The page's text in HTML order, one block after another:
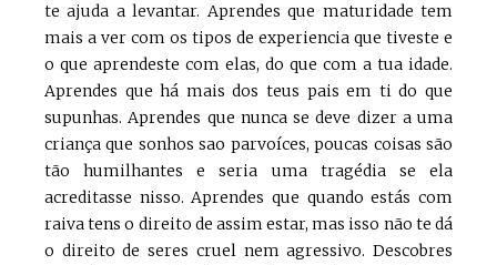
te ajuda a levantar. Aprendes que maturidade tem
mais a ver com os tipos de experiencia que tiveste e
o que aprendeste com elas, do que com a tua idade.
Aprendes que há mais dos teus pais em ti do que
supunhas. Aprendes que nunca se deve dizer a uma
criança que sonhos sao parvoíces, poucas coisas são
tão humilhantes e seria uma tragédia se ela
acreditasse nisso. Aprendes que quando estás com
raiva tens o direito de assim estar, mas isso não te dá
o direito de seres cruel nem agressivo. Descobres